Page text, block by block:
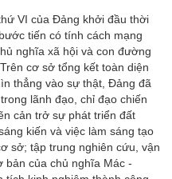
VI của Đảng khởi đầu thời
tiến có tính cách mạng
nghĩa xã hội và con đường
cơ sở tổng kết toàn diện
thẳng vào sự thật, Đảng đã
lãnh đạo, chỉ đạo chiến
cản trở sự phát triển đất
kiến và việc làm sáng tạo
sở; tập trung nghiên cứu, vận
bản của chủ nghĩa Mác -